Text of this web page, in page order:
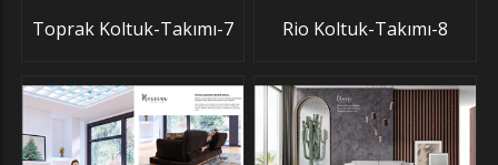
Toprak Koltuk-Takımı-7 Rio Koltuk-Takımı-8